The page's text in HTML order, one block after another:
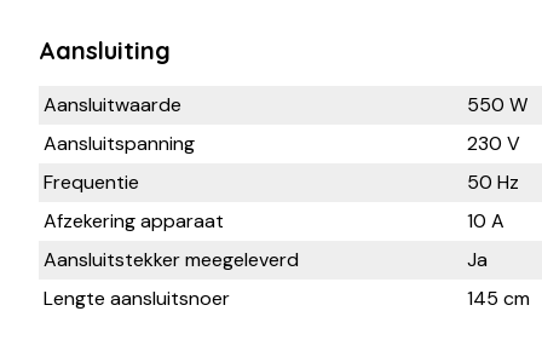
Aansluiting
Aansluitwaarde
550 W
Aansluitspanning
230 V
Frequentie
50 Hz
Afzekering apparaat
10 A
Aansluitstekker meegeleverd
Ja
Lengte aansluitsnoer
145 cm